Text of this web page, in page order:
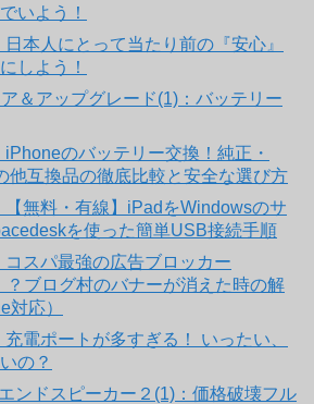
いよう！
本人にとって当たり前の『安心』
しよう！
＆アップグレード(1)：バッテリー
のバッテリー交換！純正・
他互換品の徹底比較と安全な選び方
【無料・有線】iPadをWindowsのサ
を使った簡単USB接続手順
スパ最強の広告ブロッカー
？ブログ村のバナーが消えた時の解
応）
電ポートが多すぎる！ いったい、
の？
ンドスピーカー２(1)：価格破壊フル